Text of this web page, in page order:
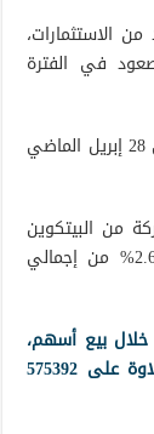
الاستثمارات،
في الفترة
واشترت شركة استراتيجي 1985 وحدة بيتكوين في 28 إبريل الماضي
من البيتكوين
إلى 555450 وحدة بيتكوين، مما يمثل حوالي 2.6% من إجمالي
بيع أسهم،
إذ باعت الشركة 353825 من أسهمها الممتازة علاوة على 575392